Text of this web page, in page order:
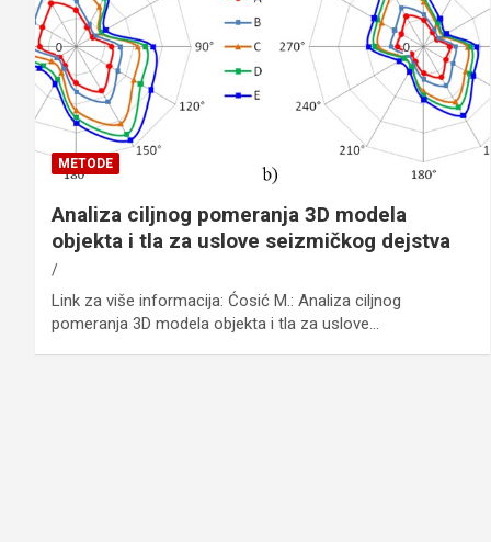
METODE
Analiza ciljnog pomeranja 3D modela
objekta i tla za uslove seizmičkog dejstva
Link za više informacija: Ćosić M.: Analiza ciljnog
pomeranja 3D modela objekta i tla za uslove…